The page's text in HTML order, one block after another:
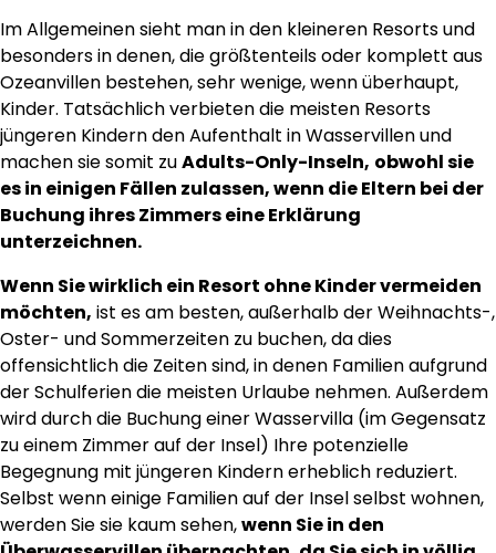
Im Allgemeinen sieht man in den kleineren Resorts und
besonders in denen, die größtenteils oder komplett aus
Ozeanvillen bestehen, sehr wenige, wenn überhaupt,
Kinder. Tatsächlich verbieten die meisten Resorts
jüngeren Kindern den Aufenthalt in Wasservillen und
machen sie somit zuAdults-Only-Inseln, obwohl sie
es in einigen Fällen zulassen, wenn die Eltern bei der
Buchung ihres Zimmers eine Erklärung
unterzeichnen.
Wenn Sie wirklich ein Resort ohne Kinder vermeiden
möchten, ist es am besten, außerhalb der Weihnachts-,
Oster- und Sommerzeiten zu buchen, da dies
offensichtlich die Zeiten sind, in denen Familien aufgrund
der Schulferien die meisten Urlaube nehmen. Außerdem
wird durch die Buchung einer Wasservilla (im Gegensatz
zu einem Zimmer auf der Insel) Ihre potenzielle
Begegnung mit jüngeren Kindern erheblich reduziert.
Selbst wenn einige Familien auf der Insel selbst wohnen,
werden Sie sie kaum sehen,wenn Sie in den